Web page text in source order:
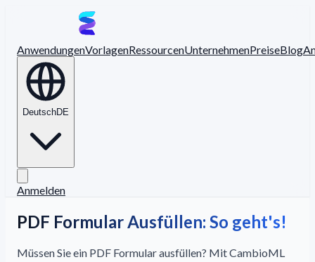
AnwendungenVorlagenRessourcenUnternehmenPreiseBlog
DeutschDE
Anmelden
PDF Formular Ausfüllen: So geht's!
Müssen Sie ein PDF Formular ausfüllen? Mit CambioML